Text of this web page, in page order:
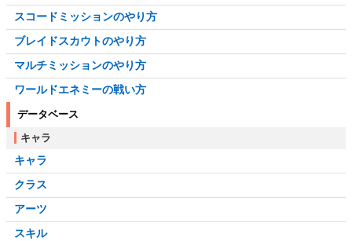
スコードミッションのやり方
ブレイドスカウトのやり方
マルチミッションのやり方
ワールドエネミーの戦い方
データベース
キャラ
キャラ
クラス
アーツ
スキル